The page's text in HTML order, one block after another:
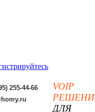
255-44-66
VOIP
ДЛЯ